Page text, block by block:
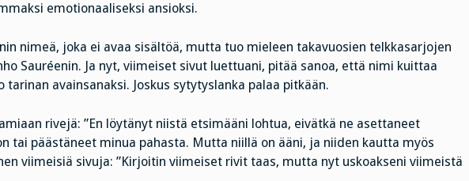
emotionaaliseksi ansioksi.
nimeä, joka ei avaa sisältöä, mutta tuo mieleen takavuosien telkkasarjojen
Sauréenin. Ja nyt, viimeiset sivut luettuani, pitää sanoa, että nimi kuittaa
tarinan avainsanaksi. Joskus sytytyslanka palaa pitkään.
rivejä: ”En löytänyt niistä etsimääni lohtua, eivätkä ne asettaneet
tai päästäneet minua pahasta. Mutta niillä on ääni, ja niiden kautta myös
viimeisiä sivuja: ”Kirjoitin viimeiset rivit taas, mutta nyt uskoakseni viimeistä